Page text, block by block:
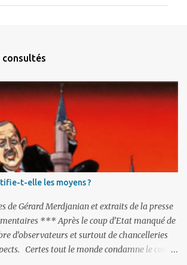
t-elle les moyens ?
Gérard Merdjanian et extraits de la presse
*** Après le coup d’Etat manqué de
d’observateurs et surtout de chancelleries
Certes tout le monde condamne le coup